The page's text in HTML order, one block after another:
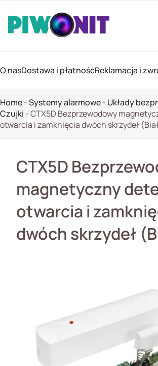
O nasDostawa i płatnośćReklamacja i
Home-Systemy alarmowe- Układy
Czujki -CTX5D Bezprzewodowy
otwarcia i zamknięcia dwóch skrzydeł
CTX5D
magnetyczny
otwarcia i
dwóch skrzydeł